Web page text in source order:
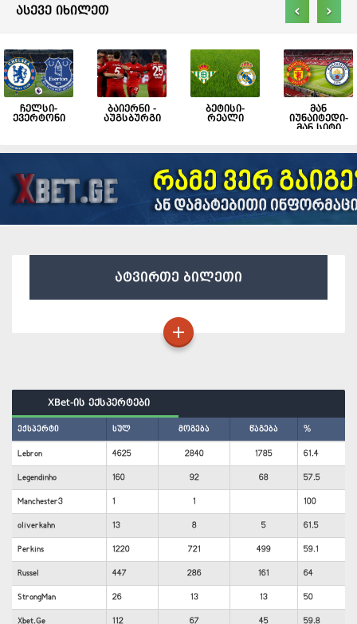
ასევე იხილეთ
ჩელსი-
ევერტონი
ბაიერნი -
აუგსბურგი
ბეტისი-
რეალი
მან
იუნაიტედი-
მან სიტი
‹ ›
ატვირთე ბილეთი
XBet-ის ექსპერტები
ექსპერტი სულ მოგება წაგება %
Lebron 4625 2840 1785 61.4
Legendinho 160 92 68 57.5
Manchester3 1 1 100
oliverkahn 13 8 5 61.5
Perkins 1220 721 499 59.1
Russel 447 286 161 64
StrongMan 26 13 13 50
Xbet.Ge 112 67 45 59.8